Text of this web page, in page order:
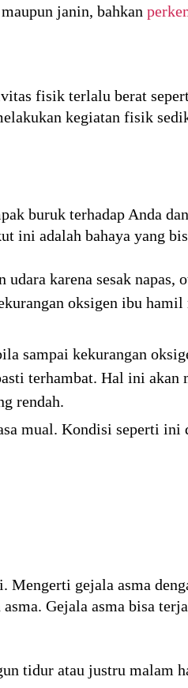
janin, bahkan
fisik terlalu berat
kegiatan fisik
buruk terhadap Anda
ini adalah bahaya yang
karena sesak napas,
oksigen ibu hamil
sampai kekurangan
terhambat. Hal ini akan
rendah.
mual. Kondisi seperti ini
Mengerti gejala asma
Gejala asma bisa
tidur atau justru malam